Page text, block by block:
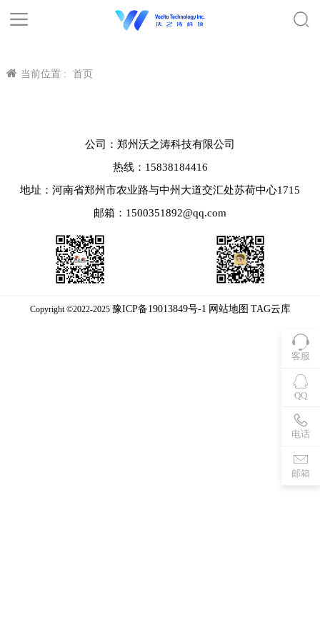
当前位置 : 首页
客服
QQ
电话
邮箱
公司：郑州沃之涛科技有限公司
热线：15838184416
地址：河南省郑州市农业路与中州大道交汇处苏荷中心1715
邮箱：1500351892@qq.com
Copyright ©2022-2025 豫ICP备19013849号-1 网站地图 TAG云库